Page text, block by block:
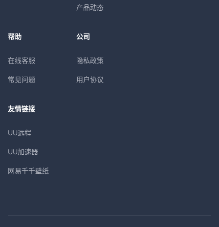
产品动态
帮助
在线客服
常见问题
公司
隐私政策
用户协议
友情链接
UU远程
UU加速器
网易千千壁纸